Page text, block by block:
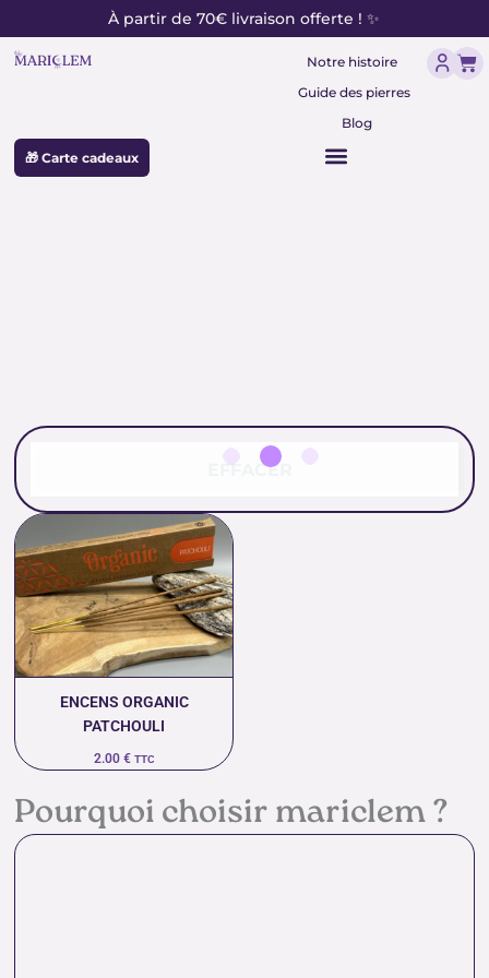
au
contenu
À partir de 70€ livraison offerte ! ✨
Notre histoire
Guide des pierres
Blog
🎁 Carte cadeaux
EFFACER
ENCENS ORGANIC
PATCHOULI
2.00 € TTC
Pourquoi choisir mariclem ?